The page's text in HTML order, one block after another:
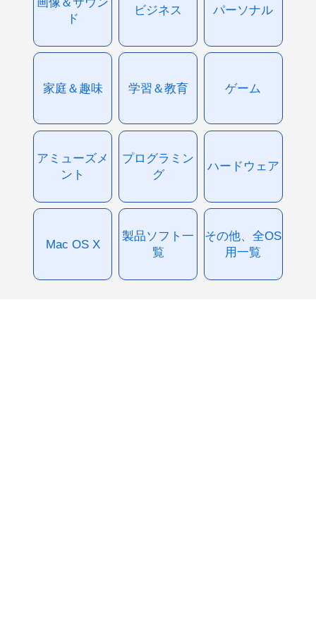
ド
ビジネス パーソナル
家庭＆趣味 学習＆教育 ゲーム
アミューズメ
ント
プログラミン
グ
ハードウェア
Mac OS X
製品ソフト一
覧
その他、全OS
用一覧